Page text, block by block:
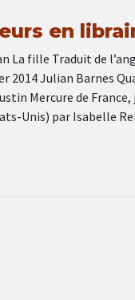
en
La fille Traduit de
2014 Julian Barnes
Mercure de
Unis) par Isabelle